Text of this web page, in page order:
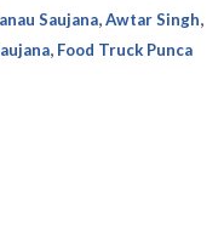
Saujana,Awtar Singh,
, Food Truck Punca